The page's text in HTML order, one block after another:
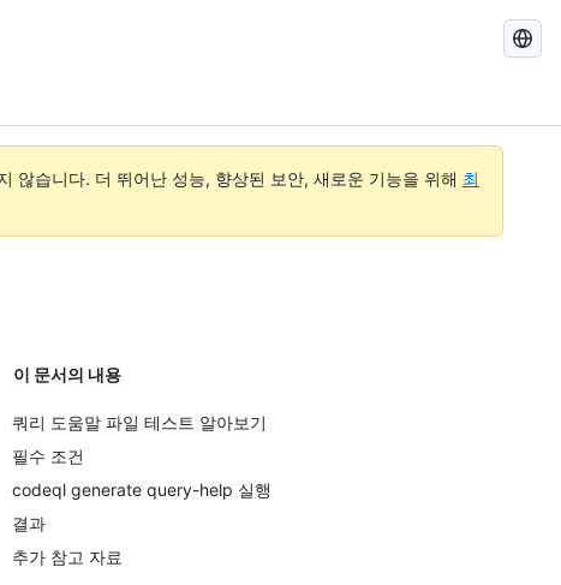
GitHub
색
않습니다. 더 뛰어난 성능, 향상된 보안, 새로운 기능을 위해 최
이 문서의 내용
쿼리 도움말 파일 테스트 알아보기
필수 조건
codeql generate query-help 실행
결과
추가 참고 자료